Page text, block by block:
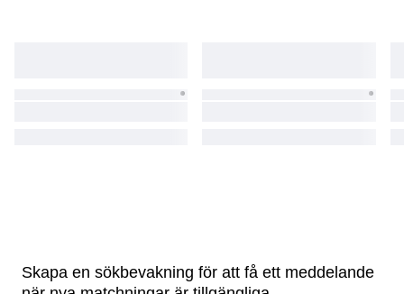
Skapa en sökbevakning för att få ett meddelande